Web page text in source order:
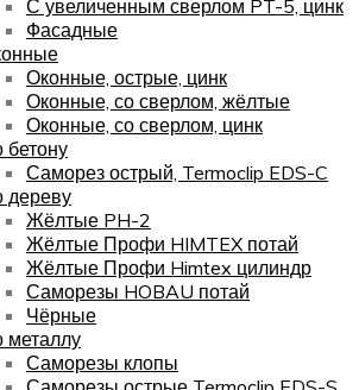
С увеличенным сверлом PT-5, цинк
Фасадные
Оконные, острые, цинк
Оконные, со сверлом, жёлтые
Оконные, со сверлом, цинк
бетону
Саморез острый, Termoclip EDS-C
дереву
Жёлтые PH-2
Жёлтые Профи HIMTEX потай
Жёлтые Профи Himtex цилиндр
Саморезы HOBAU потай
Чёрные
металлу
Саморезы клопы